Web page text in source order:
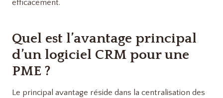
Quel est l’avantage principal
d’un logiciel CRM pour une
PME ?
Le principal avantage réside dans la centralisation des